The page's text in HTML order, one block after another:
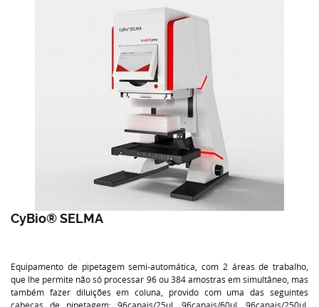
CyBio® SELMA
Equipamento de pipetagem semi-automática, com 2 áreas de trabalho,
que lhe permite não só processar 96 ou 384 amostras em simultâneo, mas
também fazer diluições em coluna, provido com uma das seguintes